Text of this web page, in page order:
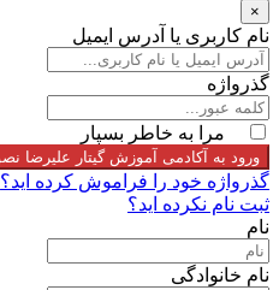
×
نام کاربری یا آدرس ایمیل
گذرواژه
مرا به خاطر بسپار
ورود به آکادمی آموزش گیتار علیرضا نصوحی
گذرواژه خود را فراموش کرده اید؟
ثبت نام نکرده اید؟
نام
نام خانوادگی